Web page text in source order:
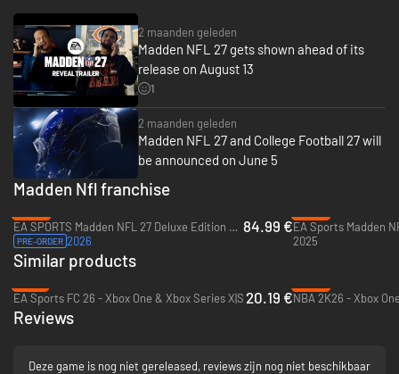
AUTHENTIEKE NFL-PERSOONLIJKHEID
Elke snap is een gevecht om controle. Gloednieuwe WR/DB-interacties
brengen ware NFL-fysiek naar elke route, met realistische
handgevechten, duwen en hefboomwerking die scheiding en dekking
bepalen. Win krappe 50-50-momenten met op timing gebaseerd vangen
en verfijnde betwiste interacties, of neem de leiding in kritieke situaties
met verbeterde short-yardage-mechanismen en plays zoals de 'Tush
Push' die wedstrijden beslissen wanneer elke centimeter telt.
GAMEPLANNING & AANPASSING
Neem elke beslissing voor en na de snap. Nieuwe spelplanaanpassingen
laten je vooraf configureren hoe je team zich opstelt en reageert, terwijl
gestroomlijnde pre-play-besturingselementen elke aanpassing binnen
handbereik brengen. Slimmere receiver-logica houdt plays levend, terwijl
geavanceerde dekkingssystemen en 'plaster logic' verdedigingen helpen
zich in realtime aan te passen, waardoor je volledige controle hebt om je
strategie bij elke snap uit te voeren.
2 maanden geleden
Madden NFL 27 gets shown ahead of its
release on August 13
1
2 maanden geleden
Madden NFL 27 and College Football 27 will
be announced on June 5
Madden Nfl franchise
EA SPORTS Madden NFL 27 Deluxe Edition + Advanced access - Xbox Series X|S
PRE-ORDER 2026
84.99 €EA Sports Madden
2025
Similar products
EA Sports FC 26 - Xbox One & Xbox Series X|S 20.19 €NBA 2K26 - Xbox
Reviews
Deze game is nog niet gereleased, reviews zijn nog niet beschikbaar